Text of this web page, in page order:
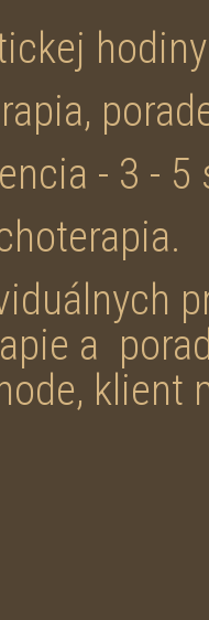
- 3 -
a
klient